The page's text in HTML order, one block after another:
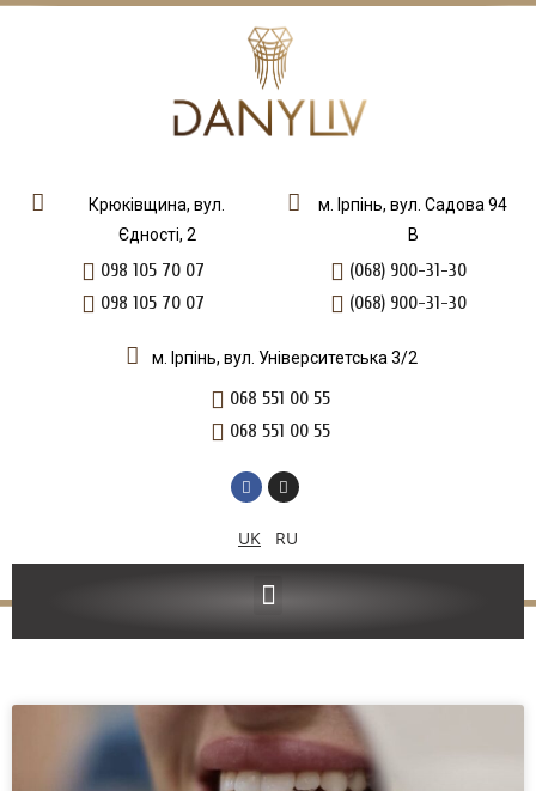
Крюківщина, вул.
Єдності, 2
098 105 70 07
098 105 70 07
м. Ірпінь, вул. Садова 94
В
(068) 900-31-30
(068) 900-31-30
м. Ірпінь, вул. Університетська 3/2
068 551 00 55
068 551 00 55
UK RU